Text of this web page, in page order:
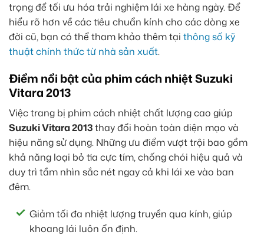
trọng để tối ưu hóa trải nghiệm lái xe hàng ngày. Để
hiểu rõ hơn về các tiêu chuẩn kính cho các dòng xe
đời cũ, bạn có thể tham khảo thêm tại thông số kỹ
thuật chính thức từ nhà sản xuất.
Điểm nổi bật của phim cách nhiệt Suzuki
Vitara 2013
Việc trang bị phim cách nhiệt chất lượng cao giúp
Suzuki Vitara 2013thay đổi hoàn toàn diện mạo và
hiệu năng sử dụng. Những ưu điểm vượt trội bao gồm
khả năng loại bỏ tia cực tím, chống chói hiệu quả và
duy trì tầm nhìn sắc nét ngay cả khi lái xe vào ban
đêm.
Giảm tối đa nhiệt lượng truyền qua kính, giúp
khoang lái luôn ổn định.